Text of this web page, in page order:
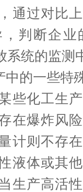
通过对比
判断企
系统的监测
的一些特
些化工生
在爆炸风
计则不存
液体或其
生产高活